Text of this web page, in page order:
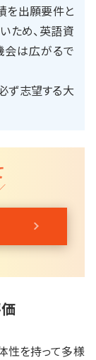
を出願要件と
ため、英語資
会は広がるで
ず志望する大
性を持って多様